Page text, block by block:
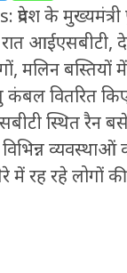
के मुख्यमंत्री
आईएसबीटी,
मलिन बस्तियों
कंबल वितरित
स्थित रैन
व्यवस्थाओं
में रह रहे लोगों